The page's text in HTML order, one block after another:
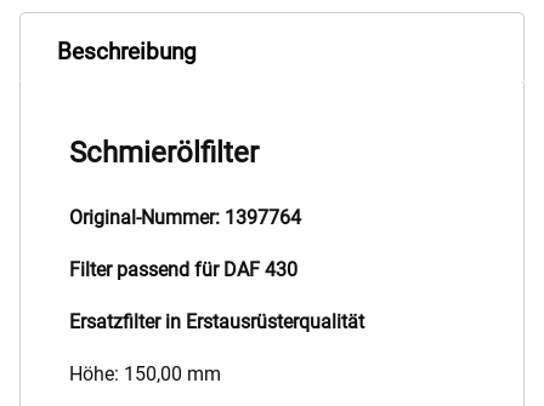
Beschreibung
Schmierölfilter
Original-Nummer: 1397764
Filter passend für DAF 430
Ersatzfilter in Erstausrüsterqualität
Höhe: 150,00 mm